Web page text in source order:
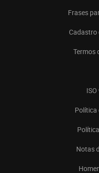
Frases
Cadastro
Termos
Política
Notas